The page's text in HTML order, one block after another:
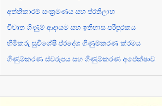
අත්තිකාරම් සංක්‍රමණය සහ ප්රතිලාභ
විවෘත ගිණුම් ආදායම සහ ඉතිහාස පරිපූරකය
හිමිකරු සුවිශේෂී ප්රදේශ ගිණුම්කරණ ක්රමය
ගිණුම්කරණ ස්වරූපය සහ ගිණුම්කරණ අපේක්ෂාව